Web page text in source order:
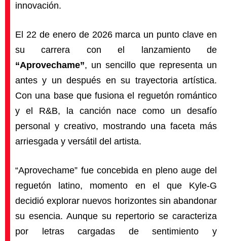
innovación.
El 22 de enero de 2026 marca un punto clave en
su carrera con el lanzamiento de
“Aprovechame”, un sencillo que representa un
antes y un después en su trayectoria artística.
Con una base que fusiona el reguetón romántico
y el R&B, la canción nace como un desafío
personal y creativo, mostrando una faceta más
arriesgada y versátil del artista.
“Aprovechame” fue concebida en pleno auge del
reguetón latino, momento en el que Kyle-G
decidió explorar nuevos horizontes sin abandonar
su esencia. Aunque su repertorio se caracteriza
por letras cargadas de sentimiento y